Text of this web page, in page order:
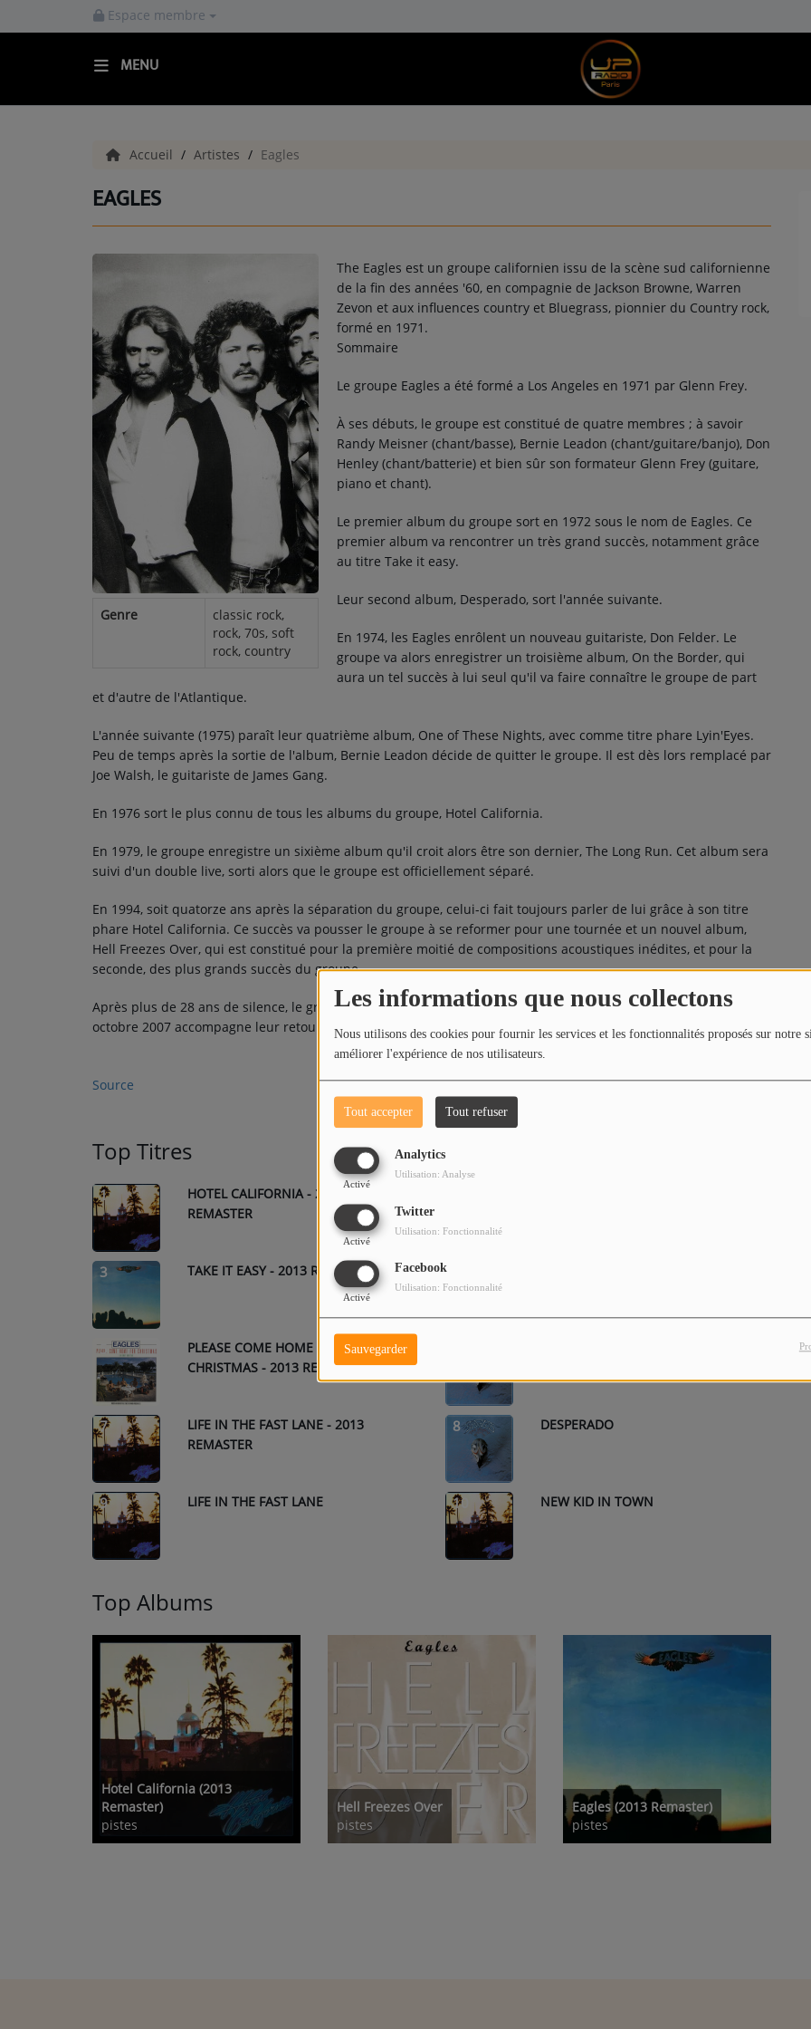
Les informations que nous collectons
Nous utilisons des cookies pour fournir les services et les fonctionnalités proposés sur notre
améliorer l'expérience de nos utilisateurs.
Tout accepter Tout refuser
Analytics
Activé
Utilisation: Analyse
Twitter
Activé
Utilisation: Fonctionnalité
Facebook
Activé
Utilisation: Fonctionnalité
Sauvegarder
Espace membre
MENU
UPSIDE DOWN ACTE 01
Titres diffusés
Equipe UP RADIO
Accueil Artistes Eagles
EAGLES
Genre
classic rock,
rock, 70s, soft
rock, country
The Eagles est un groupe californien issu de la scène sud californienne
de la fin des années '60, en compagnie de Jackson Browne, Warren
Zevon et aux influences country et Bluegrass, pionnier du Country rock,
formé en 1971.
Sommaire
Le groupe Eagles a été formé a Los Angeles en 1971 par Glenn Frey.
À ses débuts, le groupe est constitué de quatre membres ; à savoir
Randy Meisner (chant/basse), Bernie Leadon (chant/guitare/banjo), Don
Henley (chant/batterie) et bien sûr son formateur Glenn Frey (guitare,
piano et chant).
Le premier album du groupe sort en 1972 sous le nom de Eagles. Ce
premier album va rencontrer un très grand succès, notamment grâce
au titre Take it easy.
Leur second album, Desperado, sort l'année suivante.
En 1974, les Eagles enrôlent un nouveau guitariste, Don Felder. Le
groupe va alors enregistrer un troisième album, On the Border, qui
aura un tel succès à lui seul qu'il va faire connaître le groupe de part
et d'autre de l'Atlantique.
L'année suivante (1975) paraît leur quatrième album, One of These Nights, avec comme titre phare Lyin'Eyes.
Peu de temps après la sortie de l'album, Bernie Leadon décide de quitter le groupe. Il est dès lors remplacé par
Joe Walsh, le guitariste de James Gang.
En 1976 sort le plus connu de tous les albums du groupe, Hotel California.
En 1979, le groupe enregistre un sixième album qu'il croit alors être son dernier, The Long Run. Cet album sera
suivi d'un double live, sorti alors que le groupe est officiellement séparé.
En 1994, soit quatorze ans après la séparation du groupe, celui-ci fait toujours parler de lui grâce à son titre
phare Hotel California. Ce succès va pousser le groupe à se reformer pour une tournée et un nouvel album,
Hell Freezes Over, qui est constitué pour la première moitié de compositions acoustiques inédites, et pour la
seconde, des plus grands succès du groupe.
Après plus de 28 ans de silence, le groupe signe un double album, Long Road Out Of Eden, dont la sortie en
octobre 2007 accompagne leur retour sur scène.
Source
Top Titres
1
HOTEL CALIFORNIA - 2013
REMASTER
3 TAKE IT EASY - 2013 REMASTER
5
PLEASE COME HOME FOR
CHRISTMAS - 2013 REMASTER
7
LIFE IN THE FAST LANE - 2013
REMASTER
8 DESPERADO
9 LIFE IN THE FAST LANE 10 NEW KID IN TOWN
Top Albums
Hotel California (2013
Remaster)
pistes
Hell Freezes Over
pistes
Eagles (2013 Remaster)
pistes